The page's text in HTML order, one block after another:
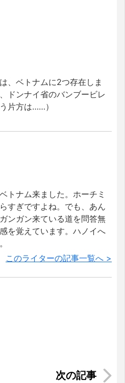
、ベトナムに2つ存在しま
ドンナイ省のバンブービレ
片方は……）
トナム来ました。ホーチミ
すぎですよね。でも、あん
ンガン来ている道を問答無
を覚えています。ハノイへ
このライターの記事一覧へ >
合作映画「ベトナムの風に
１５回賞を取ったベトナ